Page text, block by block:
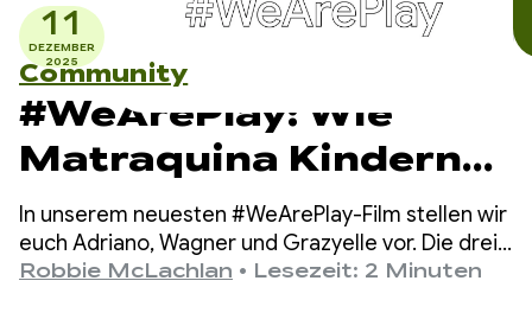
11
DEZEMBER
2025
Community
#WeArePlay: Wie
Matraquina Kindern
ohne verbale
Kommunikationsfähig
keit hilft, sich zu
In unserem neuesten #WeArePlay-Film stellen wir
euch Adriano, Wagner und Grazyelle vor. Die drei
haben Matraquinha entwickelt, eine App, die
Robbie McLachlan • Lesezeit: 2 Minuten